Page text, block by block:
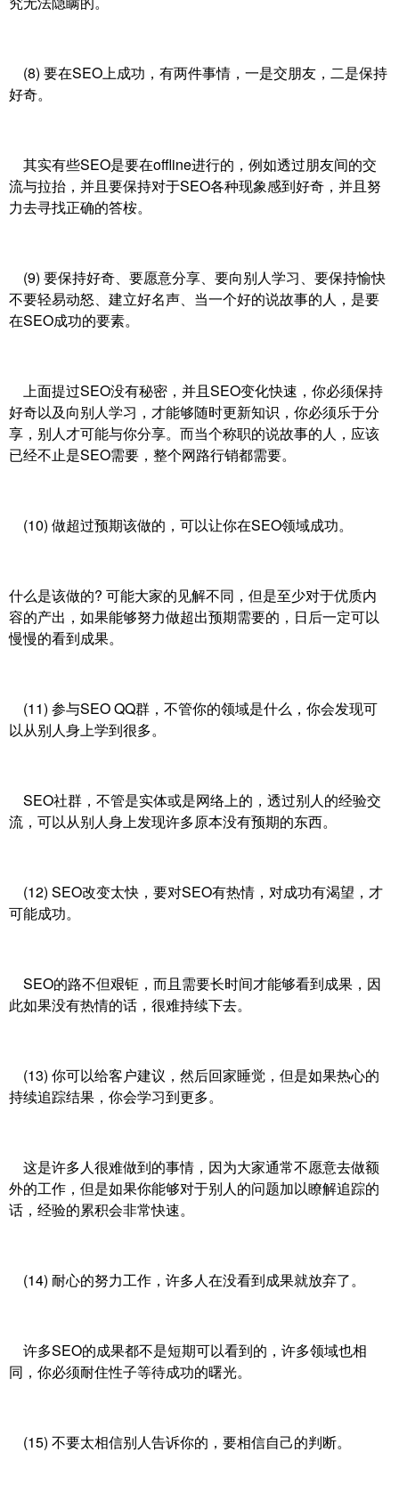
(8) 要在SEO上成功，有两件事情，一是交朋友，二是保持
好奇。
其实有些SEO是要在offline进行的，例如透过朋友间的交
流与拉抬，并且要保持对于SEO各种现象感到好奇，并且努
力去寻找正确的答桉。
(9) 要保持好奇、要愿意分享、要向别人学习、要保持愉快
不要轻易动怒、建立好名声、当一个好的说故事的人，是要
在SEO成功的要素。
上面提过SEO没有秘密，并且SEO变化快速，你必须保持
好奇以及向别人学习，才能够随时更新知识，你必须乐于分
享，别人才可能与你分享。而当个称职的说故事的人，应该
已经不止是SEO需要，整个网路行销都需要。
(10) 做超过预期该做的，可以让你在SEO领域成功。
什么是该做的? 可能大家的见解不同，但是至少对于优质内
容的产出，如果能够努力做超出预期需要的，日后一定可以
慢慢的看到成果。
(11) 参与SEO QQ群，不管你的领域是什么，你会发现可
以从别人身上学到很多。
SEO社群，不管是实体或是网络上的，透过别人的经验交
流，可以从别人身上发现许多原本没有预期的东西。
(12) SEO改变太快，要对SEO有热情，对成功有渴望，才
可能成功。
SEO的路不但艰钜，而且需要长时间才能够看到成果，因
此如果没有热情的话，很难持续下去。
(13) 你可以给客户建议，然后回家睡觉，但是如果热心的
持续追踪结果，你会学习到更多。
这是许多人很难做到的事情，因为大家通常不愿意去做额
外的工作，但是如果你能够对于别人的问题加以瞭解追踪的
话，经验的累积会非常快速。
(14) 耐心的努力工作，许多人在没看到成果就放弃了。
许多SEO的成果都不是短期可以看到的，许多领域也相
同，你必须耐住性子等待成功的曙光。
(15) 不要太相信别人告诉你的，要相信自己的判断。